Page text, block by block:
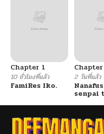
Chapter 1
10 ชั่วโมงที่แล้ว
FamiRes Iko.
Chapter
2 วันที่แล้ว
senpai